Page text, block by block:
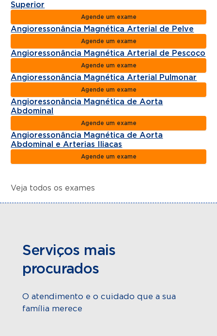
Superior
Agende um exame
Angioressonância Magnética Arterial de Pelve
Agende um exame
Angioressonância Magnética Arterial de Pescoço
Agende um exame
Angioressonância Magnética Arterial Pulmonar
Agende um exame
Angioressonância Magnética de Aorta
Abdominal
Agende um exame
Angioressonância Magnética de Aorta
Abdominal e Arterias Iliacas
Agende um exame
Veja todos os exames
Serviços mais
procurados
O atendimento e o cuidado que a sua
família merece